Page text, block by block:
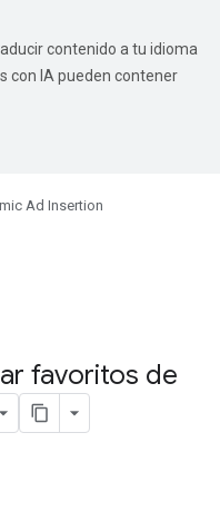
contenido a tu idioma
con IA pueden contener
Ad Insertion
favoritos de